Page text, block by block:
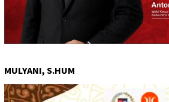
MULYANI, S.HUM